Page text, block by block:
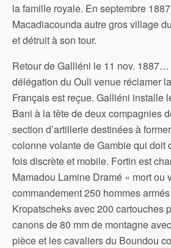
la famille royale. En septembre
Macadiacounda autre gros village
et détruit à son tour.
Retour de Galliéni le 11 nov.
délégation du Ouli venue réclamer
Français est reçue. Galliéni installe
Bani à la tête de deux compagnies
section d’artillerie destinées à
colonne volante de Gambie qui doit
fois discrète et mobile. Fortin est
Mamadou Lamine Dramé « mort ou
commandement 250 hommes
Kropatscheks avec 200 cartouches
canons de 80 mm de montagne
pièce et les cavaliers du Boundou